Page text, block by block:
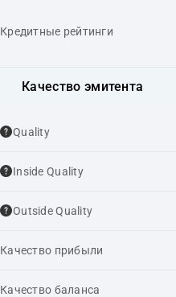
Кредитные рейтинги
Качество эмитента
Quality
Inside Quality
Outside Quality
Качество прибыли
Качество баланса